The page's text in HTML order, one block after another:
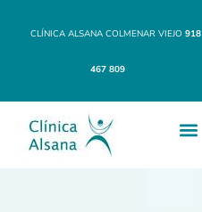
CLÍNICA ALSANA COLMENAR VIEJO918
467 809